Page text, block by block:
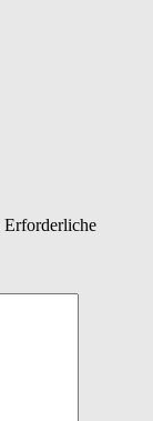
Erforderliche